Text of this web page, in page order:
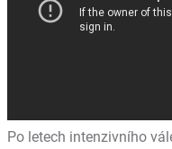
Po letech intenzivního